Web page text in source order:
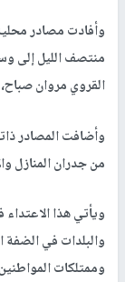
وأفادت مصادر
منتصف الليل إلى
القروي مروان
وأضافت المصادر
من جدران المنازل
ويأتي هذا
والبلدات في الضفة
وممتلكات